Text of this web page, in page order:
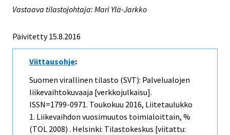
Vastaava tilastojohtaja: Mari Ylä-Jarkko
Päivitetty 15.8.2016
Viittausohje:
Suomen virallinen tilasto (SVT): Palvelualojen
liikevaihtokuvaaja [verkkojulkaisu].
ISSN=1799-0971. Toukokuu 2016, Liitetaulukko
1. Liikevaihdon vuosimuutos toimialoittain, %
(TOL 2008) . Helsinki: Tilastokeskus [viitattu: